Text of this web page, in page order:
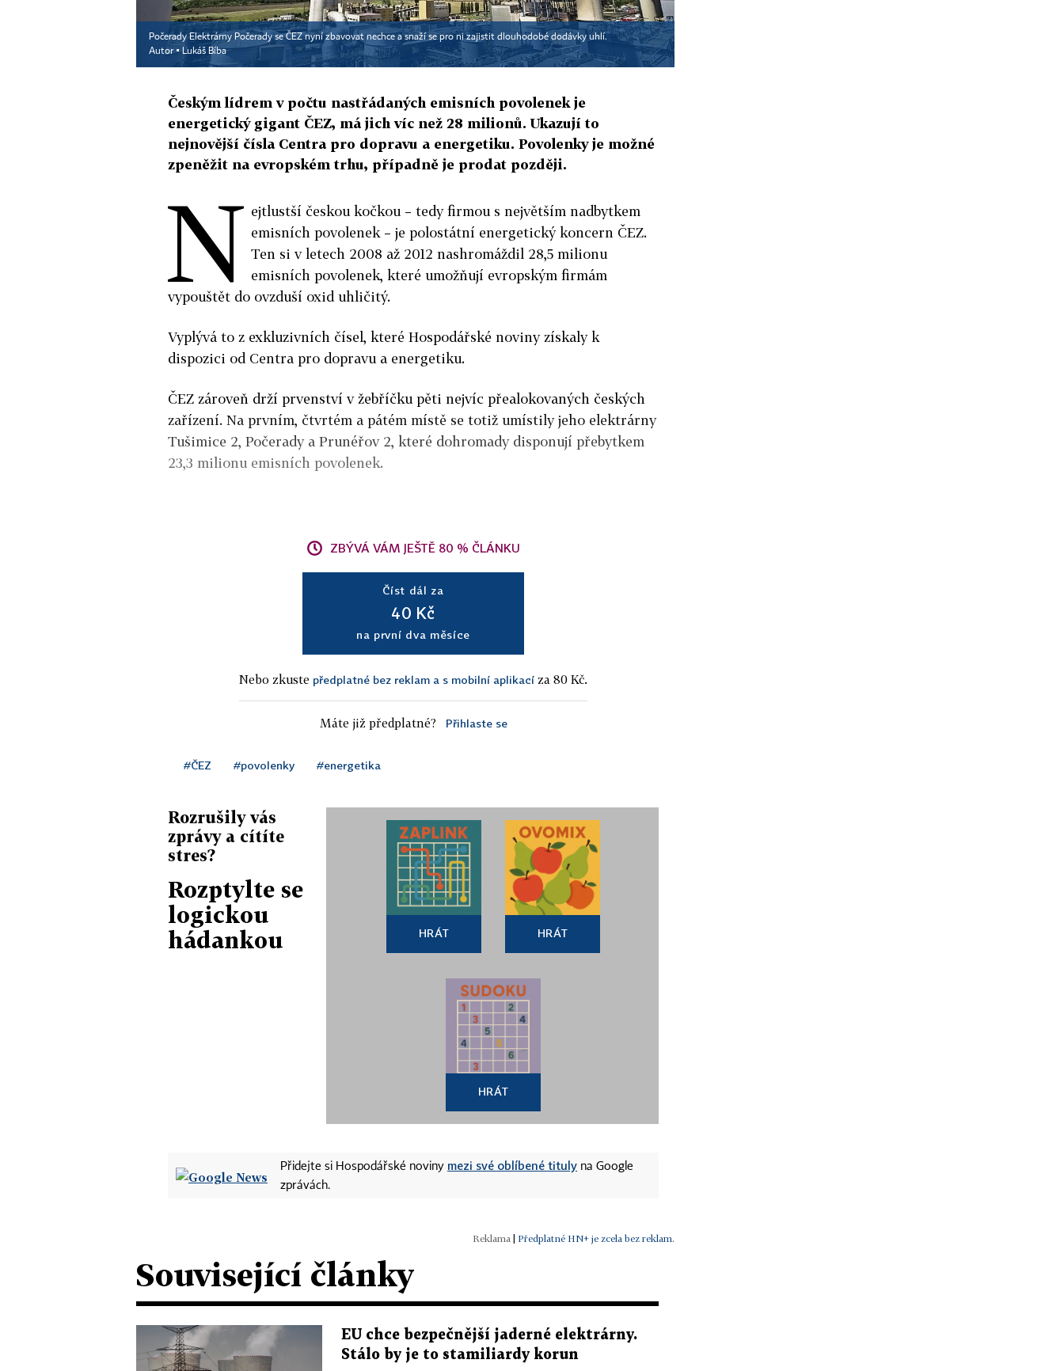
Počerady Elektrárny Počerady se ČEZ nyní zbavovat nechce a snaží se pro ni zajistit dlouhodobé dodávky uhlí.
Autor ▪Lukáš Bíba
Českým lídrem v počtu nastřádaných emisních povolenek je
energetický gigant ČEZ, má jich víc než 28 milionů. Ukazují to
nejnovější čísla Centra pro dopravu a energetiku. Povolenky je možné
zpeněžit na evropském trhu, případně je prodat později.
N ejtlustší českou kočkou – tedy firmou s největším nadbytkem
emisních povolenek – je polostátní energetický koncern ČEZ.
Ten si v letech 2008 až 2012 nashromáždil 28,5 milionu
emisních povolenek, které umožňují evropským firmám
vypouštět do ovzduší oxid uhličitý.
Vyplývá to z exkluzivních čísel, které Hospodářské noviny získaly k
dispozici od Centra pro dopravu a energetiku.
ČEZ zároveň drží prvenství v žebříčku pěti nejvíc přealokovaných českých
zařízení. Na prvním, čtvrtém a pátém místě se totiž umístily jeho elektrárny
Tušimice 2, Počerady a Prunéřov 2, které dohromady disponují přebytkem
23,3 milionu emisních povolenek.
ZBÝVÁ VÁM JEŠTĚ 80 % ČLÁNKU
Číst dál za
40 Kč
na první dva měsíce
Nebo zkuste předplatné bez reklam a s mobilní aplikací za 80 Kč.
Máte již předplatné? Přihlaste se
#ČEZ #povolenky #energetika
Rozrušily vás
zprávy a cítíte
stres?
Rozptylte se
logickou
hádankou
HRÁT HRÁT
HRÁT
Přidejte si Hospodářské noviny mezi své oblíbené tituly na Google
zprávách.
| Předplatné HN+ je zcela bez reklam.
Související články
EU chce bezpečnější jaderné elektrárny.
Stálo by je to stamiliardy korun